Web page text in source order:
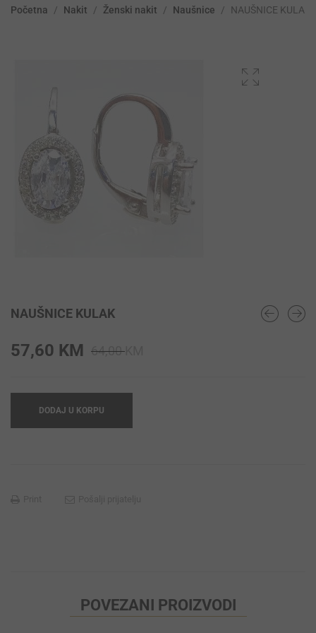
Početna / Nakit / Ženski nakit / Naušnice / NAUŠNICE KULAK
NAUŠNICE KULAK
64,00
57,60 KM
DODAJ U KORPU
POVEZANI PROIZVODI